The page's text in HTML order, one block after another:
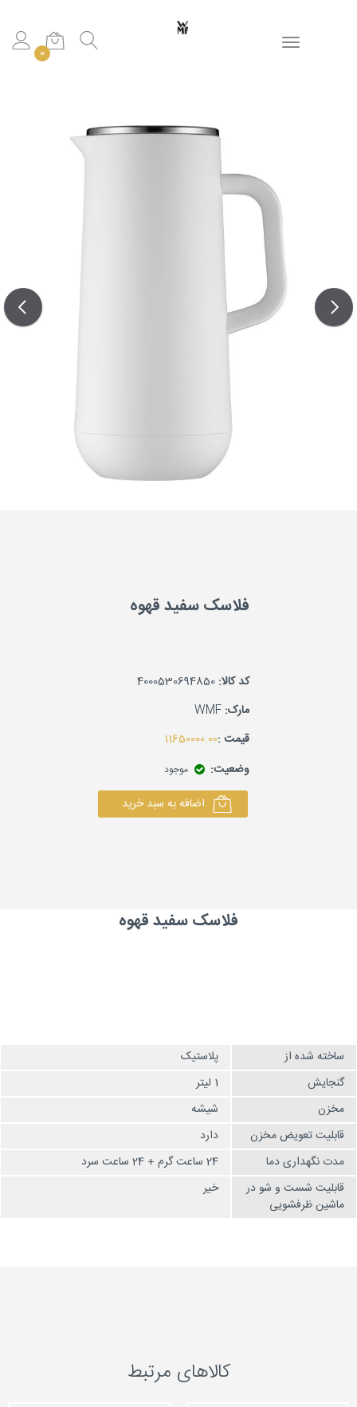
Toggle navigation
0
فلاسک سفید قهوه
کد کالا:4000530694850
مارک:WMF
قیمت :11650000.00
وضعیت:
موجود
اضافه به سبد خرید
فلاسک سفید قهوه
ساخته شده از
پلاستیک
گنجایش
مخزن
شیشه
قابلیت تعویض مخزن
دارد
مدت نگهداری دما
24 ساعت گرم + 24 ساعت سرد
قابلیت شست و شو در
ماشین ظرفشویی
خیر
کالاهای مرتبط